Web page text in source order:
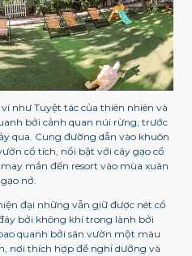
như Tuyệt tác của thiên nhiên và
bởi cảnh quan núi rừng, trước
qua. Cung đường dẫn vào khuôn
cổ tích, nổi bật với cây gạo cổ
mắn đến resort vào mùa xuân
nở.
đại những vẫn giữ được nét cổ
bởi không khí trong lành bởi
quanh bởi sân vườn một màu
nơi thích hợp để nghỉ dưỡng và